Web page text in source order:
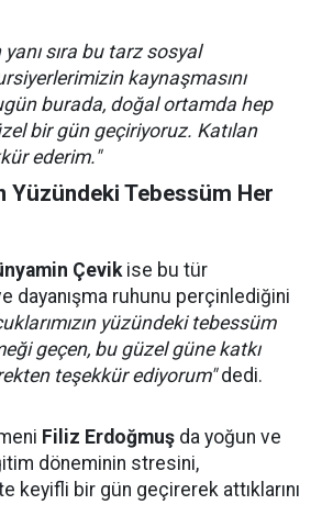
yanı sıra bu tarz sosyal
kaynaşmasını
burada, doğal ortamda hep
bir gün geçiriyoruz. Katılan
ederim."
Yüzündeki Tebessüm Her
Çevikise bu tür
dayanışma ruhunu perçinlediğini
yüzündeki tebessüm
geçen, bu güzel güne katkı
teşekkür ediyorum"dedi.
Filiz Erdoğmuş da yoğun ve
döneminin stresini,
keyifli bir gün geçirerek attıklarını